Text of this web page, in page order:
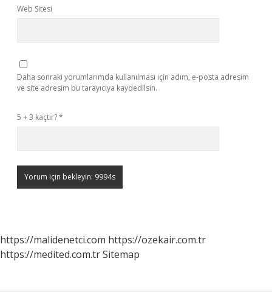
Web Sitesi
Daha sonraki yorumlarımda kullanılması için adım, e-posta adresim
ve site adresim bu tarayıcıya kaydedilsin.
5 + 3 kaçtır?*
https://malidenetci.com https://ozekair.com.tr
https://medited.com.trSitemap